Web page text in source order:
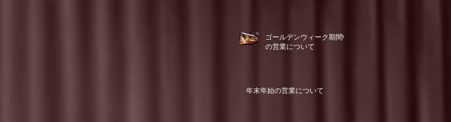
ゴールデンウィーク期間中
の営業について
年末年始の営業について